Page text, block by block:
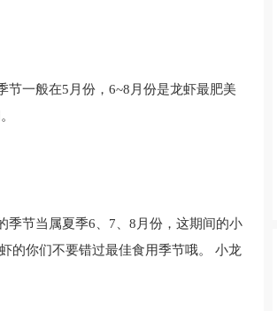
一般在5月份，6~8月份是龙虾最肥美
季节当属夏季6、7、8月份，这期间的小
的你们不要错过最佳食用季节哦。 小龙